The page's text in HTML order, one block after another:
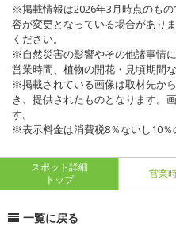
※掲載情報は2026年3月時点のも
容が変更となっている場合があり
ください。
※自然災害の影響やその他諸事情
営業時間、植物の開花・見頃期間
※掲載されている画像は取材先か
き、提供されたものとなります。
す。
※表示料金は消費税8％ないし10％
スポット詳細
トップ
営業
一覧に戻る